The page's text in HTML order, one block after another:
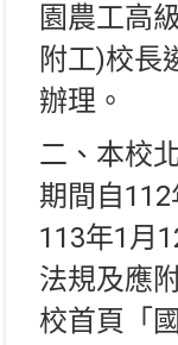
園農工高
附工)校長
辦理。
二、本校
期間自
113年1月
法規及應
校首頁「